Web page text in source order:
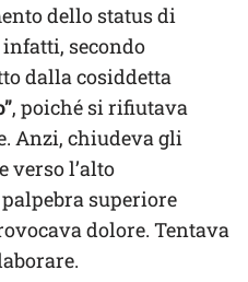
dello status di
infatti, secondo
dalla cosiddetta
, poiché si rifiutava
Anzi, chiudeva gli
verso l’alto
superiore
dolore. Tentava